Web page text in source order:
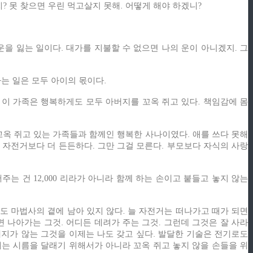
못 찾으면 우린 먹고살지 못해. 어떻게 해야 하겠니?
잃는 일이다. 대가를 지불할 수 없으면 나의 운이 아니겠지. 그
일은 모두 아이의 몫이다.
가족은 행복하게도 모두 아버지를 꼬옥 쥐고 있다. 책임감에 몸
쥐고 있는 가족들과 함께인 행복한 사나이였다. 애를 쓰다 못해
전거보다 더 든든하다. 그만 그걸 모른다. 부모보다 자식의 사랑
는 건 12,000 리라가 아니라 함께 하는 손이고 붙들고 놓지 않는
마법사의 곁에 남아 있지 않다. 늘 자전거는 떠나가고 때가 되면
나아가는 그것. 어디든 데려가 주는 그것. 그런데 그것은 잘 사라
가 않는 그것을 이제는 나도 갖고 싶다. 발달한 기술은 전기로도
시름을 달래기 위해서가 아니라 꼬옥 쥐고 놓지 않을 손들을 위